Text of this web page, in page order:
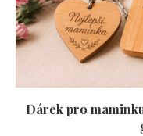
Dárek pro